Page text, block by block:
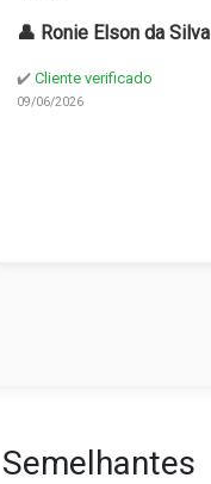
👤 Ronie Elson da Silva
✔️ Cliente verificado
09/06/2026